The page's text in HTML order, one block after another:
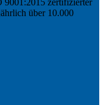
9001:2015 zertifizierter
über 10.000